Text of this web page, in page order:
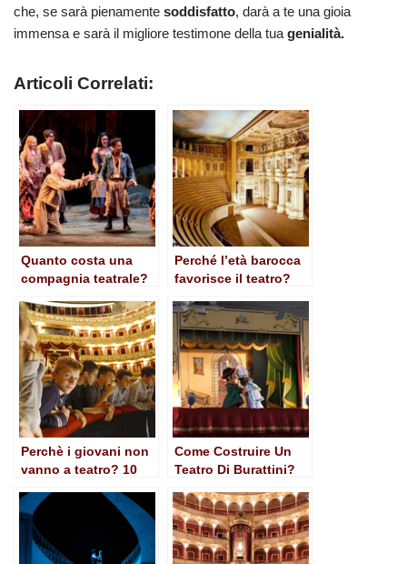
che, se sarà pienamente soddisfatto, darà a te una gioia
immensa e sarà il migliore testimone della tua genialità.
Articoli Correlati:
Quanto costa una
compagnia teatrale?
Perché l’età barocca
favorisce il teatro?
Perchè i giovani non
vanno a teatro? 10
Come Costruire Un
Teatro Di Burattini?